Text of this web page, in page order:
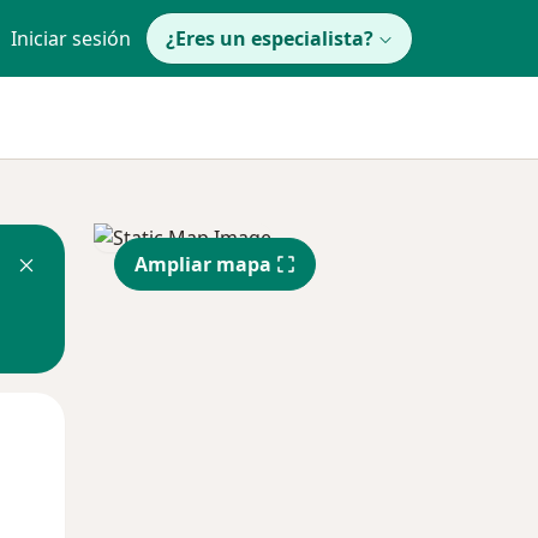
Iniciar sesión ¿Eres un especialista?
Ampliar mapa